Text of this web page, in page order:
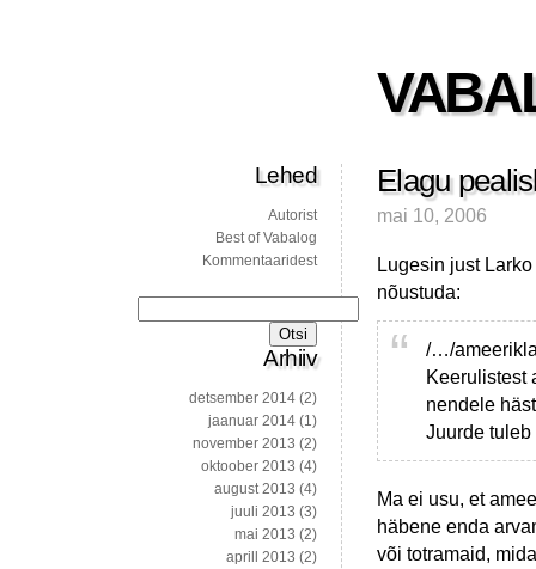
Elagu
mai 10, 2006
Lugesin just
nõustuda:
/…/
Keerulistest
nendele
Juurde
Ma ei usu, et
häbene enda
või totramaid,
Lehed
Autorist
Best of Vabalog
Kommentaaridest
Arhiiv
detsember 2014 (2)
jaanuar 2014 (1)
november 2013 (2)
oktoober 2013 (4)
august 2013 (4)
juuli 2013 (3)
mai 2013 (2)
aprill 2013 (2)